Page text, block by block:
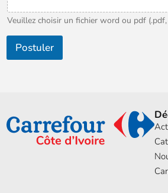
Veuillez choisir un fichier word ou pdf (.pdf,
Postuler